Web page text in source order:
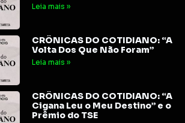
Leia mais »
CRÔNICAS DO COTIDIANO: “A
Volta Dos Que Não Foram”
Leia mais »
CRÔNICAS DO COTIDIANO: “A
Cigana Leu o Meu Destino” e o
Prêmio do TSE